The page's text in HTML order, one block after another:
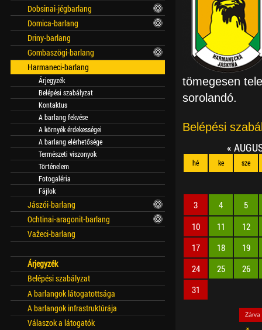
tömegesen
sorolandó.
Belépési
«
hé ke sze
3 4
5
10
11
12
17
18
19
24
25
26
31
Zárva
Dobsinai-jégbarlang
Domica-barlang
Driny-barlang
Gombaszögi-barlang
Harmaneci-barlang
Árjegyzék
Belépési szabályzat
Kontaktus
A barlang fekvése
A környék érdekességei
A barlang elérhetősége
Természeti viszonyok
Történelem
Fotogaléria
Fájlok
Jászói-barlang
Ochtinai-aragonit-barlang
Važeci-barlang
Árjegyzék
Belépési szabályzat
A barlangok látogatottsága
A barlangok infrastruktúrája
Válaszok a látogatók